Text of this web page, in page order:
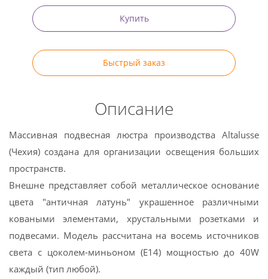
Купить
Быстрый заказ
Описание
Массивная подвесная люстра производства Altalusse
(Чехия) создана для организации освещения больших
пространств.
Внешне представляет собой металлическое основание
цвета "античная латунь" украшенное различными
коваными элементами, хрустальными розетками и
подвесами. Модель рассчитана на восемь источников
света с цоколем-миньоном (E14) мощностью до 40W
каждый (тип любой).